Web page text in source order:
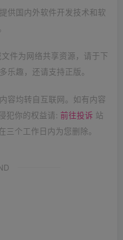
供国内外软件开发技术和软
件为网络共享资源，请于下
乐趣，还请支持正版。
容均转自互联网。如有内容
犯你的权益请: 前往投诉 站
个工作日内为您删除。